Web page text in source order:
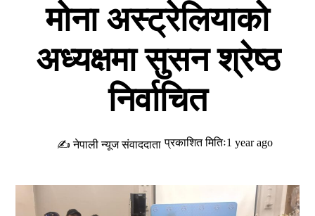
मोना अस्ट्रेलियाको
अध्यक्षमा सुसन श्रेष्ठ
निर्वाचित
✍ नेपाली न्यूज संवाददाता प्रकाशित मितिः1 year ago